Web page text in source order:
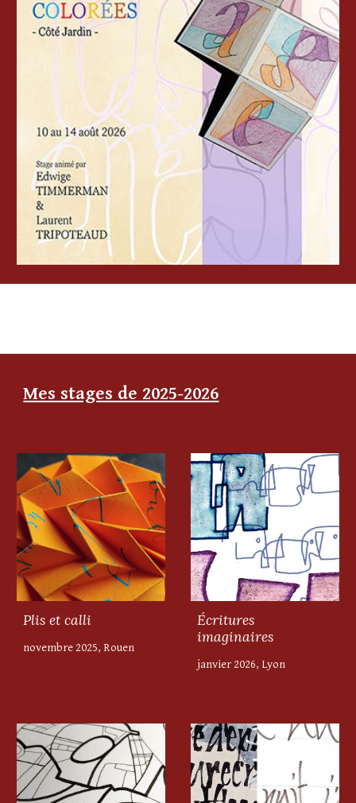
Mes stages de 2025-2026
Plis et calli
novembre 2025, Rouen
Écritures
imaginaires
janvier 2026, Lyon